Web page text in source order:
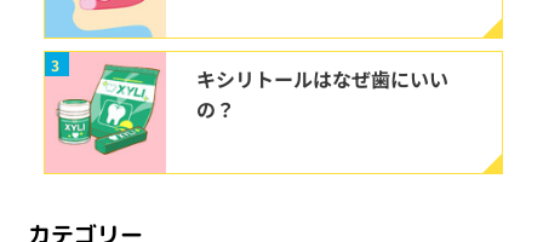
3
キシリトールはなぜ歯にいい
の？
カテゴリー